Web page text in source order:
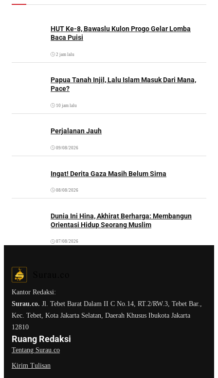
HUT Ke-8, Bawaslu Kulon Progo Gelar Lomba
Baca Puisi
2 jam lalu
Papua Tanah Injil, Lalu Islam Masuk Dari Mana,
Pace?
10 jam lalu
Perjalanan Jauh
09/08/2026
Ingat! Derita Gaza Masih Belum Sirna
08/08/2026
Dunia Ini Hina, Akhirat Berharga: Membangun
Orientasi Hidup Seorang Muslim
07/08/2026
Kantor Redaksi:
Surau.co. Jl. Tebet Barat Dalam II C No.14, RT.2/RW.3, Tebet Bar.,
Kec. Tebet, Kota Jakarta Selatan, Daerah Khusus Ibukota Jakarta
12810
Ruang Redaksi
Tentang Surau.co
Kirim Tulisan